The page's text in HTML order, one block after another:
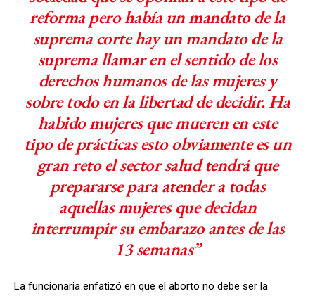
reforma pero había un mandato de la
suprema corte hay un mandato de la
suprema llamar en el sentido de los
derechos humanos de las mujeres y
sobre todo en la libertad de decidir. Ha
habido mujeres que mueren en este
tipo de prácticas esto obviamente es un
gran reto el sector salud tendrá que
prepararse para atender a todas
aquellas mujeres que decidan
interrumpir su embarazo antes de las
13 semanas”
La funcionaria enfatizó en que el aborto no debe ser la